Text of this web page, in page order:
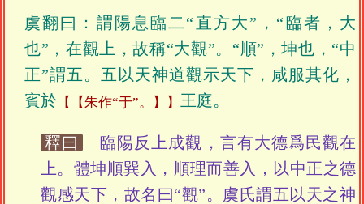
虞翻曰：謂陽息臨二“直方大”，“臨者，大
也”，在觀上，故稱“大觀”。“順”，坤也，“中
正”謂五。五以天神道觀示天下，咸服其化，
賓於
【朱作“于”。】 王庭。
釋曰
臨陽反上成觀，言有大德爲民觀在
上。體坤順巽入，順理而善入，以中正之德
觀感天下，故名曰“觀”。虞氏謂五以天之神